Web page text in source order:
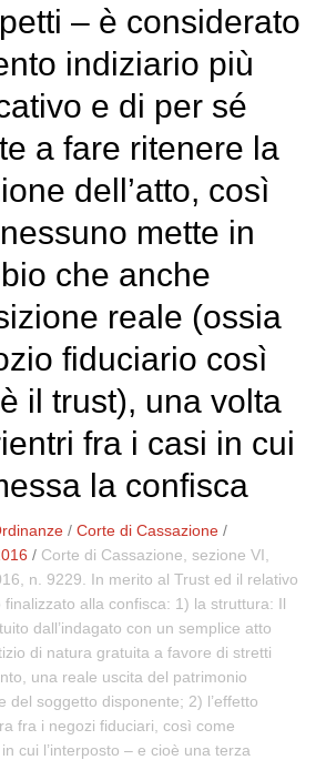
– è considerato
indiziario più
e di per sé
a fare ritenere la
dell’atto, così
mette in
che anche
reale (ossia
fiduciario così
il trust), una volta
fra i casi in cui
la confisca
/Corte di Cassazione /
/ Corte di Cassazione, sezione VI,
n. 9229. In merito al Trust ed il relativo
alla confisca: 1) la struttura: Il
dall’indagato con un semplice atto
di natura gratuita a favore di stretti
una reale uscita del patrimonio
del soggetto disponente; 2) l’effetto
fra i negozi fiduciari, così come
cui l’interposto – e cioè una terza